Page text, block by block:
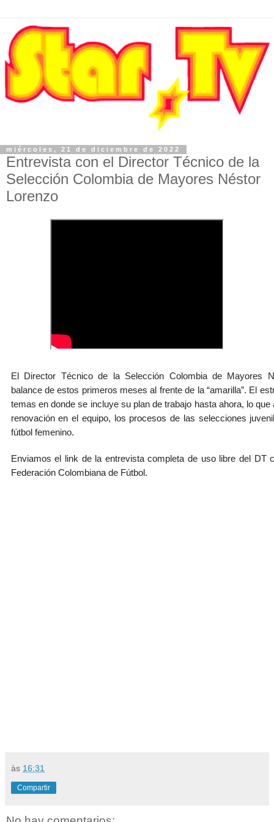
miércoles, 21 de diciembre de 2022
Entrevista con el Director Técnico de la
Selección Colombia de Mayores Néstor
Lorenzo
El Director Técnico de la Selección Colombia de Mayores
balance de estos primeros meses al frente de la “amarilla”. El
temas en donde se incluye su plan de trabajo hasta ahora, lo que
renovación en el equipo, los procesos de las selecciones
fútbol femenino.
Enviamos el link de la entrevista completa de uso libre del DT
Federación Colombiana de Fútbol.
às 16:31
Compartir